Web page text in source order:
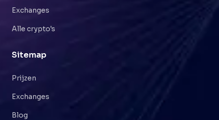
Exchanges
Alle crypto's
Sitemap
Prijzen
Exchanges
Blog